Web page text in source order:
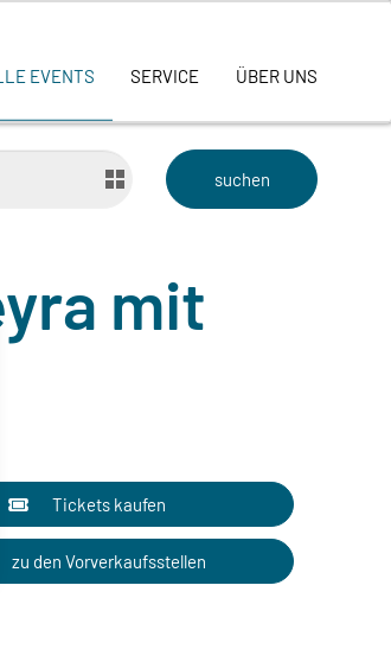
EVENTS SERVICE ÜBER UNS
mit
Tickets kaufen
zu den Vorverkaufsstellen